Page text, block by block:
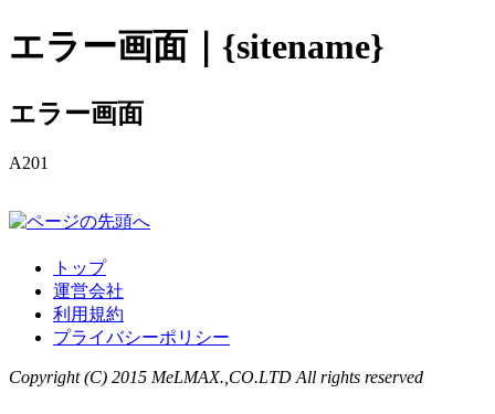
エラー画面｜{sitename}
エラー画面
A201
トップ
運営会社
利用規約
プライバシーポリシー
Copyright (C) 2015 MeLMAX.,CO.LTD All rights reserved